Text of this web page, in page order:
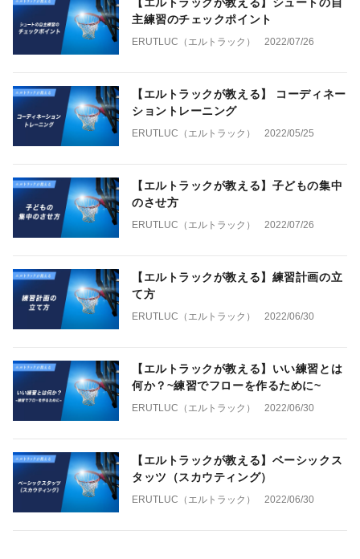
主練習のチェックポイント
ERUTLUC（エルトラック） 2022/07/26
【エルトラックが教える】 コーディネー
ショントレーニング
ERUTLUC（エルトラック） 2022/05/25
【エルトラックが教える】子どもの集中
のさせ方
ERUTLUC（エルトラック） 2022/07/26
【エルトラックが教える】練習計画の立
て方
ERUTLUC（エルトラック） 2022/06/30
【エルトラックが教える】いい練習とは
何か？~練習でフローを作るために~
ERUTLUC（エルトラック） 2022/06/30
【エルトラックが教える】ベーシックス
タッツ（スカウティング）
ERUTLUC（エルトラック） 2022/06/30